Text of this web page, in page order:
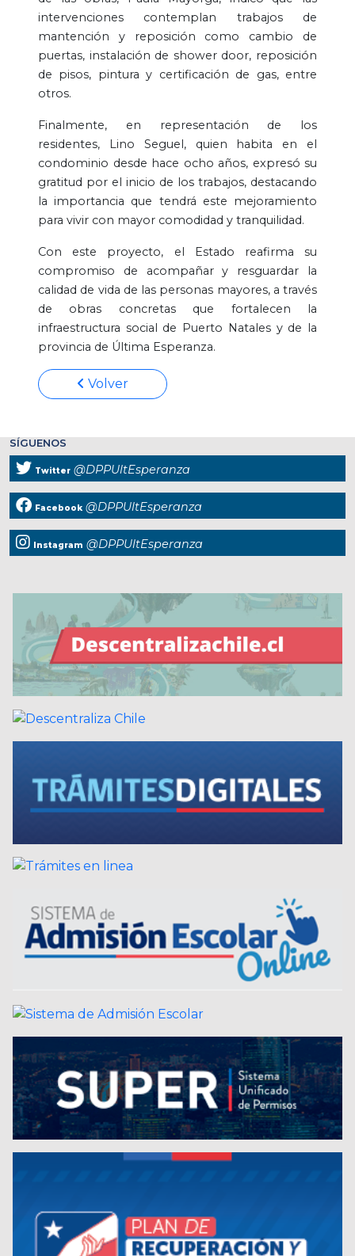
intervenciones contemplan trabajos de
mantención y reposición como cambio de
puertas, instalación de shower door, reposición
de pisos, pintura y certificación de gas, entre
otros.
Finalmente, en representación de los
residentes, Lino Seguel, quien habita en el
condominio desde hace ocho años, expresó su
gratitud por el inicio de los trabajos, destacando
la importancia que tendrá este mejoramiento
para vivir con mayor comodidad y tranquilidad.
Con este proyecto, el Estado reafirma su
compromiso de acompañar y resguardar la
calidad de vida de las personas mayores, a través
de obras concretas que fortalecen la
infraestructura social de Puerto Natales y de la
provincia de Última Esperanza.
Volver
SÍGUENOS
Twitter @DPPUltEsperanza
Facebook @DPPUltEsperanza
Instagram @DPPUltEsperanza